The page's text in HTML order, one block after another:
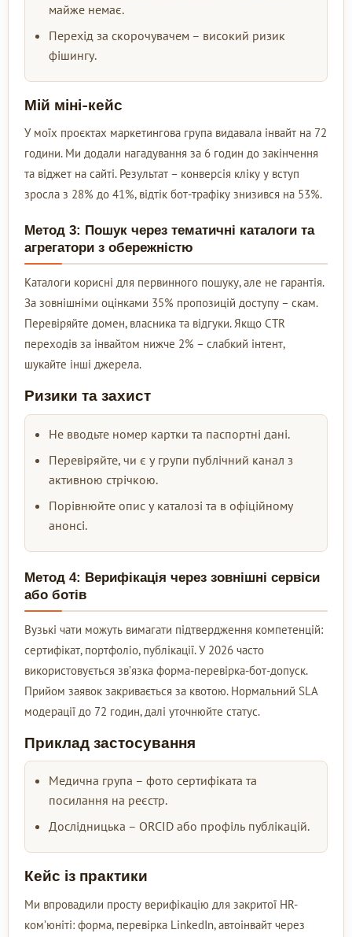
майже немає.
Перехід за скорочувачем – високий ризик
фішингу.
Мій міні-кейс
У моїх проєктах маркетингова група видавала інвайт на 72
години. Ми додали нагадування за 6 годин до закінчення
та віджет на сайті. Результат – конверсія кліку у вступ
зросла з 28% до 41%, відтік бот-трафіку знизився на 53%.
Метод 3: Пошук через тематичні каталоги та
агрегатори з обережністю
Каталоги корисні для первинного пошуку, але не гарантія.
За зовнішніми оцінками 35% пропозицій доступу – скам.
Перевіряйте домен, власника та відгуки. Якщо CTR
переходів за інвайтом нижче 2% – слабкий інтент,
шукайте інші джерела.
Ризики та захист
Не вводьте номер картки та паспортні дані.
Перевіряйте, чи є у групи публічний канал з
активною стрічкою.
Порівнюйте опис у каталозі та в офіційному
анонсі.
Метод 4: Верифікація через зовнішні сервіси
або ботів
Вузькі чати можуть вимагати підтвердження компетенцій:
сертифікат, портфоліо, публікації. У 2026 часто
використовується зв’язка форма-перевірка-бот-допуск.
Прийом заявок закривається за квотою. Нормальний SLA
модерації до 72 годин, далі уточнюйте статус.
Приклад застосування
Медична група – фото сертифіката та
посилання на реєстр.
Дослідницька – ORCID або профіль публікацій.
Кейс із практики
Ми впровадили просту верифікацію для закритої HR-
ком’юніті: форма, перевірка LinkedIn, автоінвайт через